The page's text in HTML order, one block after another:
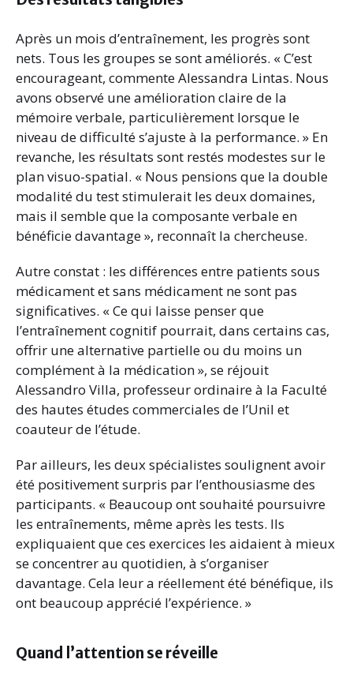
Après un mois d’entraînement, les progrès sont
nets. Tous les groupes se sont améliorés. « C’est
encourageant, commente Alessandra Lintas. Nous
avons observé une amélioration claire de la
mémoire verbale, particulièrement lorsque le
niveau de difficulté s’ajuste à la performance. » En
revanche, les résultats sont restés modestes sur le
plan visuo-spatial. « Nous pensions que la double
modalité du test stimulerait les deux domaines,
mais il semble que la composante verbale en
bénéficie davantage », reconnaît la chercheuse.
Autre constat : les différences entre patients sous
médicament et sans médicament ne sont pas
significatives. « Ce qui laisse penser que
l’entraînement cognitif pourrait, dans certains cas,
offrir une alternative partielle ou du moins un
complément à la médication », se réjouit
Alessandro Villa, professeur ordinaire à la Faculté
des hautes études commerciales de l’Unil et
coauteur de l’étude.
Par ailleurs, les deux spécialistes soulignent avoir
été positivement surpris par l’enthousiasme des
participants. « Beaucoup ont souhaité poursuivre
les entraînements, même après les tests. Ils
expliquaient que ces exercices les aidaient à mieux
se concentrer au quotidien, à s’organiser
davantage. Cela leur a réellement été bénéfique, ils
ont beaucoup apprécié l’expérience. »
Quand l’attention se réveille